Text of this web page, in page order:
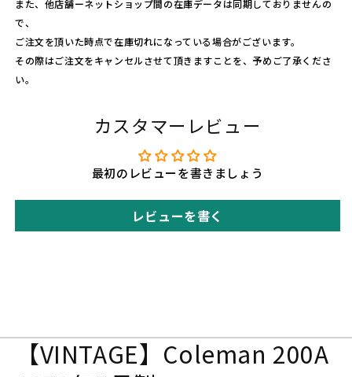
の
量
を
の
量
を
す
また、他店舗ーネットショップ間の在庫データは同期しておりませんの
で、
ご注文を頂いた時点で在庫切れになっている場合がございます。
その際はご注文をキャンセルさせて頂きますことを、予めご了承くださ
い。
カスタマーレビュー
最初のレビューを書きましょう
レビューを書く
【VINTAGE】Coleman 200A